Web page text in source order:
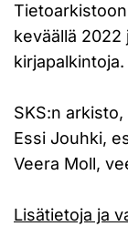
keväällä 2022
kirjapalkintoja.
SKS:n
Essi Jouhki,
Veera Moll,
Lisätietoja ja